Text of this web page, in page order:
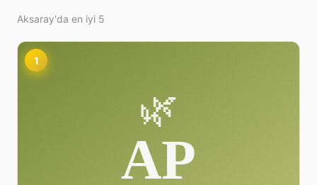
Aksaray'da en iyi 5
1